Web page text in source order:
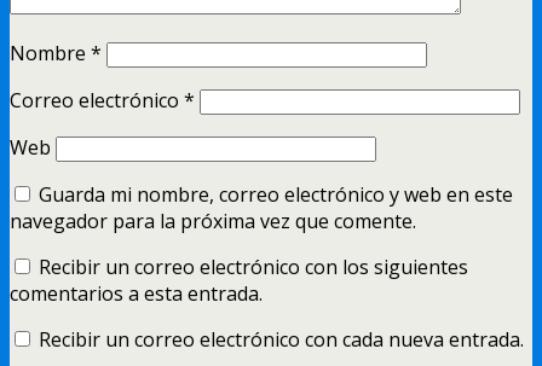
Nombre *
Correo electrónico *
Web
Guarda mi nombre, correo electrónico y web en este
navegador para la próxima vez que comente.
Recibir un correo electrónico con los siguientes
comentarios a esta entrada.
Recibir un correo electrónico con cada nueva entrada.